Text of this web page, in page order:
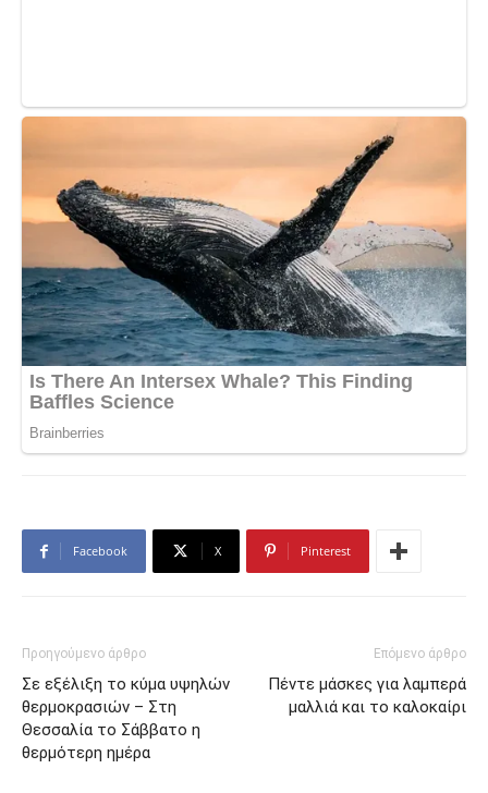
Facebook X Pinterest
Προηγούμενο άρθρο
Σε εξέλιξη το κύμα υψηλών
θερμοκρασιών – Στη
Θεσσαλία το Σάββατο η
θερμότερη ημέρα
Επόμενο άρθρο
Πέντε μάσκες για λαμπερά
μαλλιά και το καλοκαίρι